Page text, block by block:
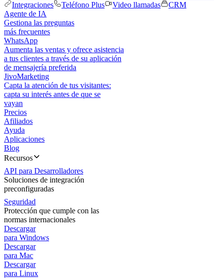
Integraciones
Teléfono Plus Video llamadas
CRM
Agente de IA
Gestiona las preguntas
más frecuentes
WhatsApp
Aumenta las ventas y ofrece asistencia
a tus clientes a través de su aplicación
de mensajería preferida
JivoMarketing
Capta la atención de tus visitantes:
capta su interés antes de que se
vayan
Precios
Afiliados
Ayuda
Aplicaciones
Blog
Recursos
API para Desarrolladores
Soluciones de integración
preconfiguradas
Seguridad
Protección que cumple con las
normas internacionales
Descargar
para Windows
Descargar
para Mac
Descargar
para Linux